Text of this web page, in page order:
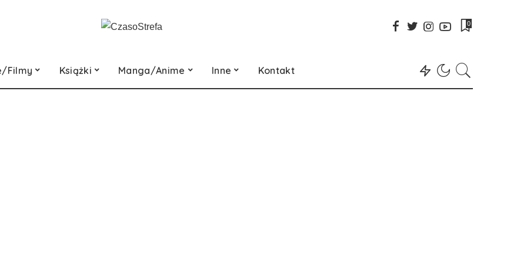
0
Filmy Książki Manga/Anime Inne Kontakt